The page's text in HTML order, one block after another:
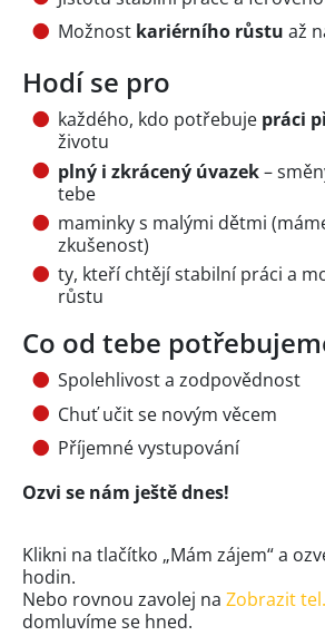
Možnost kariérního růstu až
Hodí se pro
každého, kdo potřebuje práci
životu
plný i zkrácený úvazek–
tebe
maminky s malými dětmi
zkušenost)
ty, kteří chtějí stabilní práci a
růstu
Co od tebe
Spolehlivost a zodpovědnost
Chuť učit se novým věcem
Příjemné vystupování
Ozvi se nám ještě dnes!
Klikni na tlačítko „Mám zájem“ a
hodin.
Nebo rovnou zavolej na Zobrazit
domluvíme se hned.